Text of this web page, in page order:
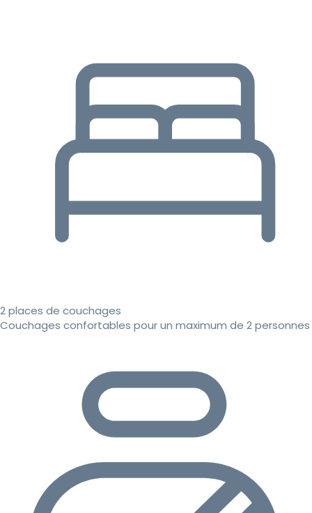
2 places de couchages
Couchages confortables pour un maximum de 2 personnes